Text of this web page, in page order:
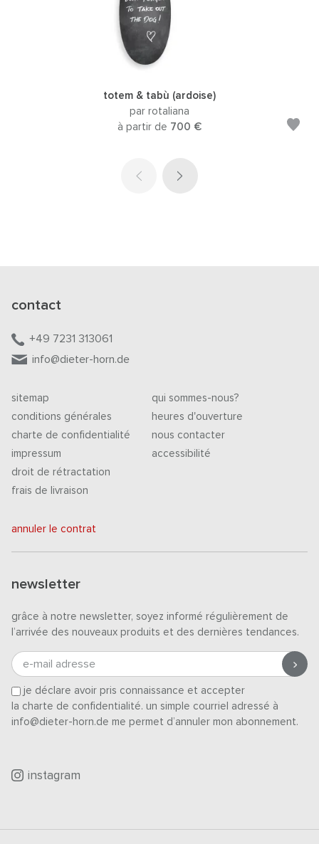
totem & tabù (ardoise)
par rotaliana
à partir de 700 €
contact
+49 7231 313061
info@dieter-horn.de
sitemap
conditions générales
charte de confidentialité
impressum
droit de rétractation
frais de livraison
qui sommes-nous?
heures d'ouverture
nous contacter
accessibilité
annuler le contrat
newsletter
grâce à notre newsletter, soyez informé régulièrement de
l’arrivée des nouveaux produits et des dernières tendances.
e-mail adresse
je déclare avoir pris connaissance et accepter
la charte de confidentialité. un simple courriel adressé à
info@dieter-horn.de me permet d’annuler mon abonnement.
instagram